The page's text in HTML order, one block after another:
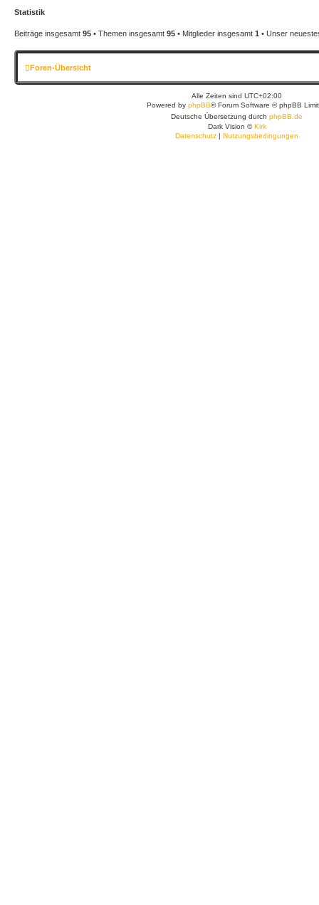
Statistik
Beiträge insgesamt 95 • Themen insgesamt 95 • Mitglieder insgesamt 1 • Unser
Foren-Übersicht
Alle Zeiten sind UTC+02:00
Powered by phpBB® Forum Software © phpBB
Deutsche Übersetzung durch phpBB.de
Dark Vision ©Kirk
Datenschutz | Nutzungsbedingungen